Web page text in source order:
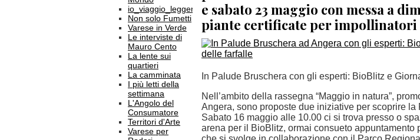
io_viaggio_leggero
Non solo Fumetti
Varese in Verde
Le interviste di
Mauro Cento
La lente sui
quartieri
La camminata
I più letti della
settimana
L'Angolo del
Consumatore
Territori d'Arte
Varese per
e sabato 23 maggio con messa a
piante certificate per impollinatori
In Palude Bruschera con gli esperti: BioBlitz e
Nell’ambito della rassegna “Maggio in natura”,
Angera, sono proposte due iniziative per scoprire la
Sabato 16 maggio alle 10.00 ci si trova presso o
arena per il BioBlitz, ormai consueto appuntamento